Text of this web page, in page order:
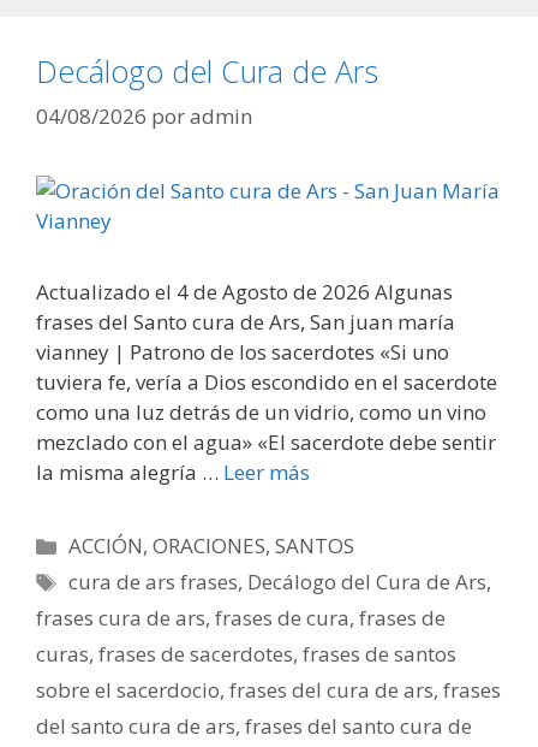
Decálogo del Cura de Ars
04/08/2026 poradmin
Actualizado el 4 de Agosto de 2026 Algunas
frases del Santo cura de Ars, San juan maría
vianney | Patrono de los sacerdotes «Si uno
tuviera fe, vería a Dios escondido en el sacerdote
como una luz detrás de un vidrio, como un vino
mezclado con el agua» «El sacerdote debe sentir
la misma alegría … Leer más
Categorías
ACCIÓN,ORACIONES,SANTOS
Etiquetas
cura de ars frases, Decálogo del Cura de Ars,
frases cura de ars, frases de cura, frases de
curas, frases de sacerdotes, frases de santos
sobre el sacerdocio, frases del cura de ars, frases
del santo cura de ars, frases del santo cura de